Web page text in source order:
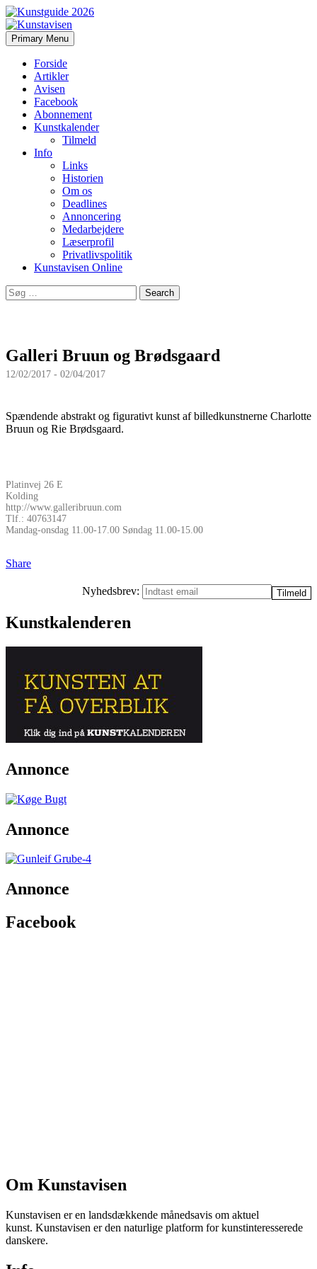
Kunstavisen
Search
Primary Menu Skip
to
Forside
Artikler
Avisen
Facebook
Abonnement
Kunstkalender
Tilmeld
Info
Links
Historien
Om os
Deadlines
Annoncering
Medarbejdere
Læserprofil
Privatlivspolitik
Kunstavisen Online
Search
for:
Galleri Bruun og Brødsgaard
12/02/2017 - 02/04/2017
Spændende abstrakt og figurativt kunst af billedkunstnerne Charlotte
Bruun og Rie Brødsgaard.
Platinvej 26 E
Kolding
http://www.galleribruun.com
Tlf.: 40763147
Mandag-onsdag 11.00-17.00 Søndag 11.00-15.00
Share
Nyhedsbrev:
Kunstkalenderen
Annonce
Annonce
Annonce
Facebook
Om Kunstavisen
Kunstavisen er en landsdækkende månedsavis om aktuel
kunst. Kunstavisen er den naturlige platform for kunstinteresserede
danskere.